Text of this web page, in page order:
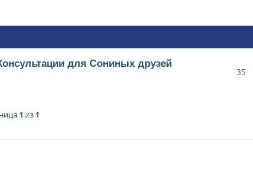
для Сониных друзей
35
1 из 1